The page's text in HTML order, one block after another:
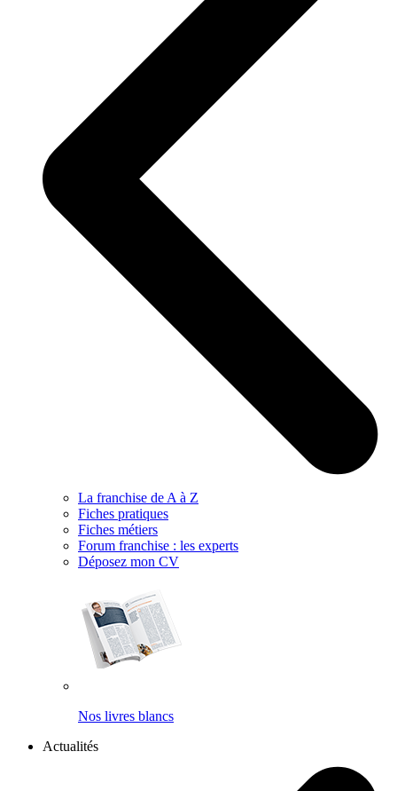
La franchise de A à Z
Fiches pratiques
Fiches métiers
Forum franchise : les experts
Déposez mon CV
Nos livres blancs
Actualités